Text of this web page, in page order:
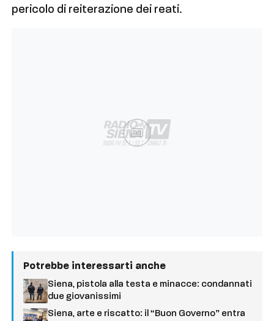
pericolo di reiterazione dei reati.
Ad
Potrebbe interessarti anche
Siena, pistola alla testa e minacce: condannati
due giovanissimi
Siena, arte e riscatto: il “Buon Governo” entra